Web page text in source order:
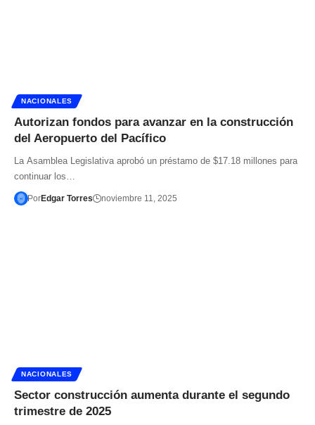
NACIONALES
Autorizan fondos para avanzar en la construcción
del Aeropuerto del Pacífico
La Asamblea Legislativa aprobó un préstamo de $17.18 millones para
continuar los…
PorEdgar Torres noviembre 11, 2025
NACIONALES
Sector construcción aumenta durante el segundo
trimestre de 2025